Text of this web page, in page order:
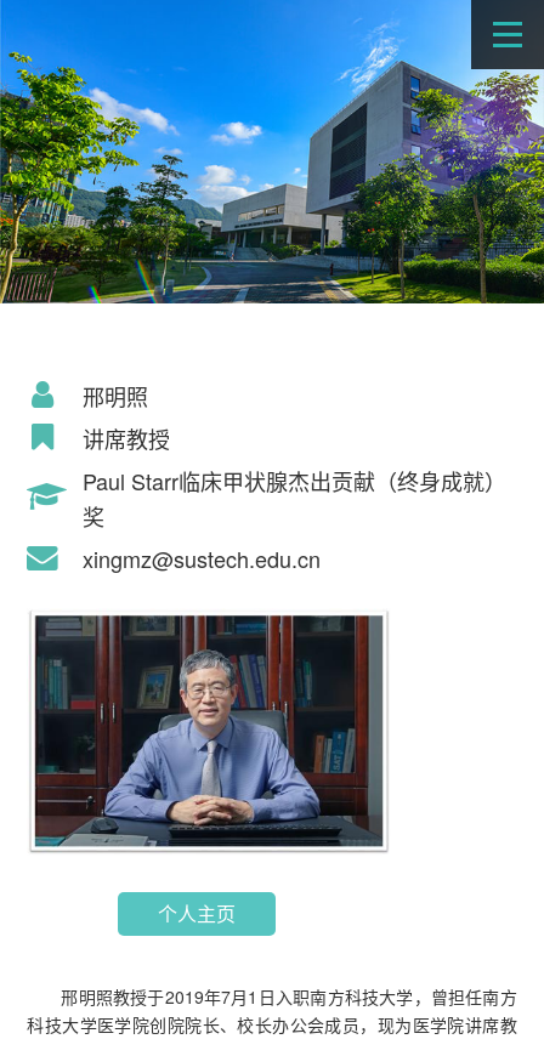
邢明照
讲席教授
Paul Starr临床甲状腺杰出贡献（终身成就）
奖
xingmz@sustech.edu.cn
个人主页
邢明照教授于2019年7月1日入职南方科技大学，曾担任南方
科技大学医学院创院院长、校长办公会成员，现为医学院讲席教